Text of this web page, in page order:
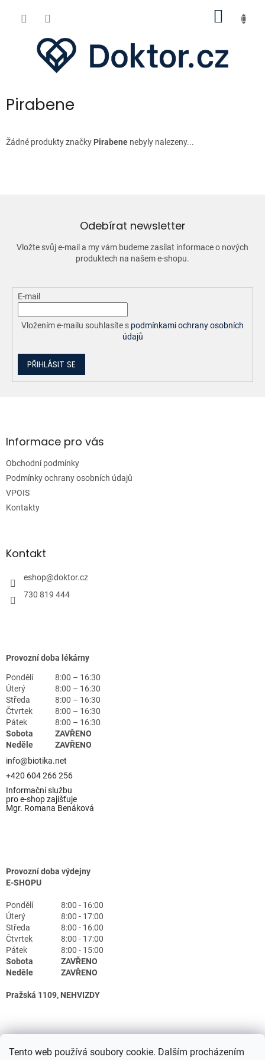
Tento web používá soubory cookie. Dalším procházením
Pirabene
Žádné produkty značky Pirabene nebyly nalezeny...
Odebírat newsletter
Vložte svůj e-mail a my vám budeme zasílat informace o nových
produktech na našem e-shopu.
E-mail
Vložením e-mailu souhlasíte s podmínkami ochrany osobních
údajů
PŘIHLÁSIT SE
aInformace pro vás
Obchodní podmínky
Podmínky ochrany osobních údajů
VPOIS
Kontakty
Kontakt
eshop@doktor.cz
730 819 444
Provozní doba lékárny
Pondělí
8:00 – 16:30
Úterý
8:00 – 16:30
Středa
8:00 – 16:30
Čtvrtek
8:00 – 16:30
Pátek
8:00 – 16:30
Sobota
ZAVŘENO
Neděle
ZAVŘENO
info@biotika.net
+420 604 266 256
Informační službu
pro e-shop zajišťuje
Mgr. Romana Benáková
Provozní doba výdejny
E-SHOPU
Pondělí
8:00 - 16:00
Úterý
8:00 - 17:00
Středa
8:00 - 16:00
Čtvrtek
8:00 - 17:00
Pátek
8:00 - 15:00
Sobota
ZAVŘENO
Neděle
ZAVŘENO
Pražská 1109, NEHVIZDY